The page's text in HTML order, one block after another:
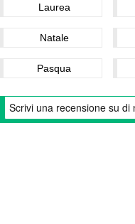
Laurea
Natale
Pasqua